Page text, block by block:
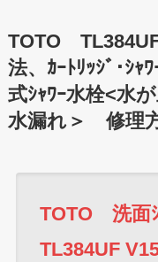
TOTO
法、ｶｰﾄﾘｯｼﾞ･ｼｬ
式ｼｬﾜｰ水栓<水
水漏れ＞ 修理
TOTO 洗面ｼ
TL384UF